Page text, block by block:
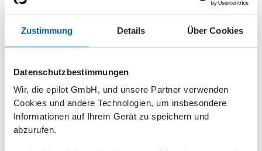
Zustimmung Details Über Cookies
Datenschutzbestimmungen
Wir, die epilot GmbH, und unsere Partner verwenden
Cookies und andere Technologien, um insbesondere
Informationen auf Ihrem Gerät zu speichern und
abzurufen.
Nachrichtenaustausch mit deinen Mitarbeitern über
das Kundenportal. Alle Informationen werden zentral
festgehalten, sodass keine Details verloren gehen.